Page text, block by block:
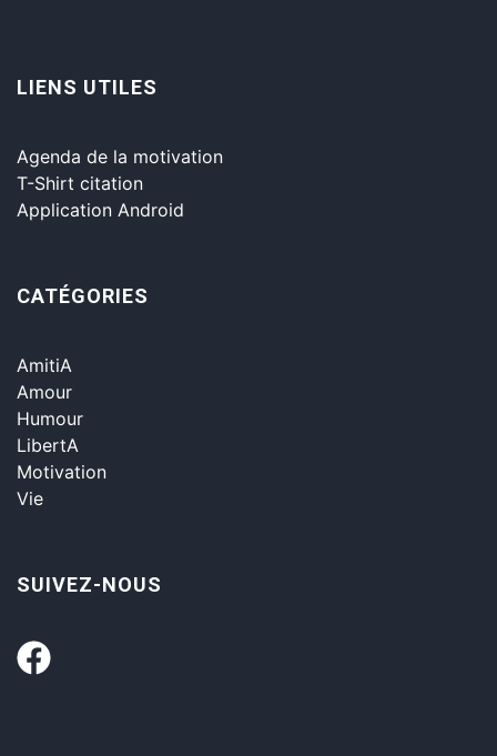
LIENS UTILES
Agenda de la motivation
T-Shirt citation
Application Android
CATÉGORIES
AmitiA
Amour
Humour
LibertA
Motivation
Vie
SUIVEZ-NOUS